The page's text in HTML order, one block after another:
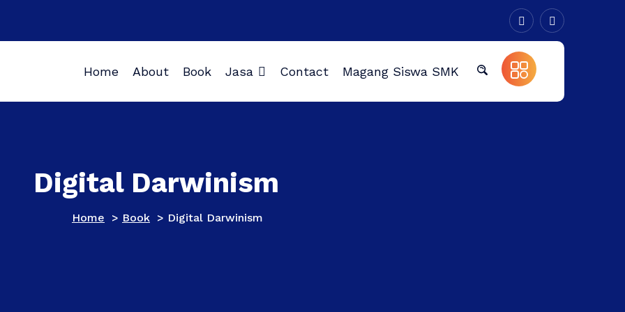
Home About Book Jasa Contact Magang Siswa SMK
Digital Darwinism
Home > Book > Digital Darwinism